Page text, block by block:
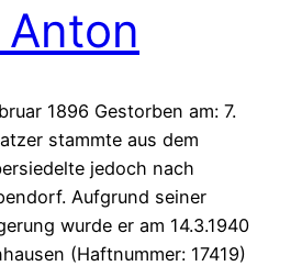
1896 Gestorben am: 7.
stammte aus dem
jedoch nach
Aufgrund seiner
wurde er am 14.3.1940
(Haftnummer: 17419)